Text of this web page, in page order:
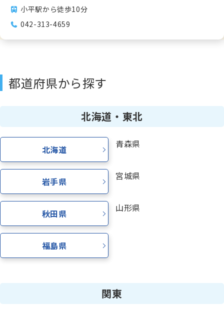
無料体験授業
資料請求
お電話でのご相談はこちら
0120-
7:00〜24:00(年中無休)
小平駅から徒歩10分
042-313-4659
都道府県から探す
北海道・東北
北海道 青森県
岩手県 宮城県
秋田県 山形県
福島県
関東